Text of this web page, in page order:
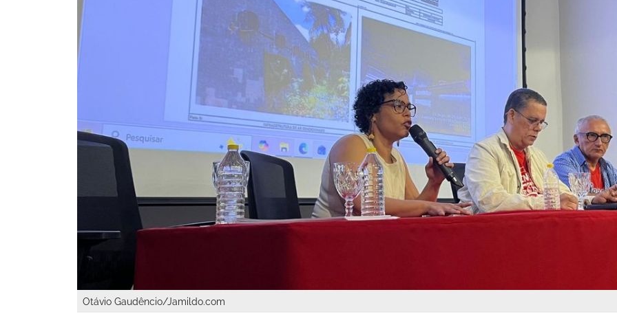
Otávio Gaudêncio/Jamildo.com